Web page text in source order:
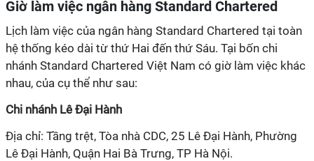
Giờ làm việc ngân hàng Standard Chartered
Lịch làm việc của ngân hàng Standard Chartered tại toàn
hệ thống kéo dài từ thứ Hai đến thứ Sáu. Tại bốn chi
nhánh Standard Chartered Việt Nam có giờ làm việc khác
nhau, của cụ thể như sau:
Chi nhánh Lê Đại Hành
Địa chỉ: Tầng trệt, Tòa nhà CDC, 25 Lê Đại Hành, Phường
Lê Đại Hành, Quận Hai Bà Trưng, TP Hà Nội.